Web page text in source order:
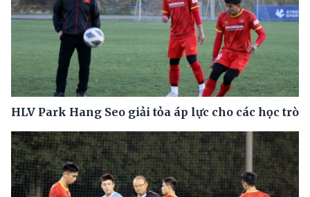
HLV Park Hang Seo giải tỏa áp lực cho các học trò